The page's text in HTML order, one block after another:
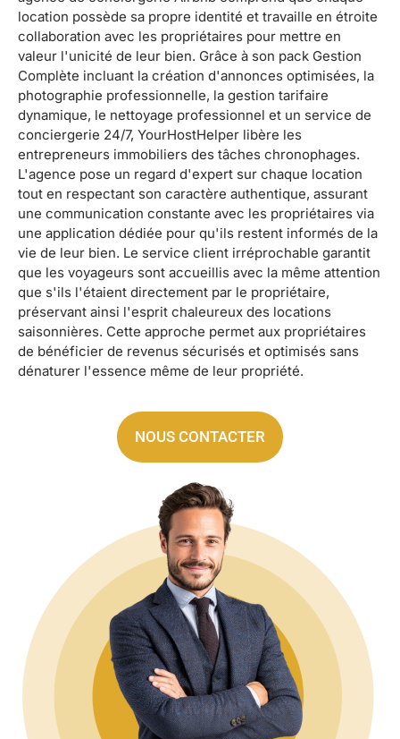
location possède sa propre identité et travaille en étroite
collaboration avec les propriétaires pour mettre en
valeur l'unicité de leur bien. Grâce à son pack Gestion
Complète incluant la création d'annonces optimisées, la
photographie professionnelle, la gestion tarifaire
dynamique, le nettoyage professionnel et un service de
conciergerie 24/7, YourHostHelper libère les
entrepreneurs immobiliers des tâches chronophages.
L'agence pose un regard d'expert sur chaque location
tout en respectant son caractère authentique, assurant
une communication constante avec les propriétaires via
une application dédiée pour qu'ils restent informés de la
vie de leur bien. Le service client irréprochable garantit
que les voyageurs sont accueillis avec la même attention
que s'ils l'étaient directement par le propriétaire,
préservant ainsi l'esprit chaleureux des locations
saisonnières. Cette approche permet aux propriétaires
de bénéficier de revenus sécurisés et optimisés sans
dénaturer l'essence même de leur propriété.
NOUS CONTACTER